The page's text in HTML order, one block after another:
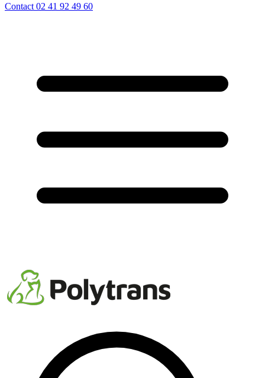
Contact 02 41 92 49 60